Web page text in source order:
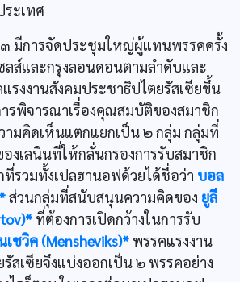
ะเทศ
มีการจัดประชุมใหญ่ผู้แทนพรรคครั้ง
ลส์และกรุงลอนดอนตามลำดับและ
รงงานสังคมประชาธิปไตยรัสเซียขึ้น
ารพิจารณาเรื่องคุณสมบัติของสมาชิก
มคิดเห็นแตกแยกเป็น ๒ กลุ่ม กลุ่มที่
งเลนินที่ให้กลั่นกรองการรับสมาชิก
ที่รวมทั้งเปลฮานอฟด้วยได้ชื่อว่า บอล
ส่วนกลุ่มที่สนับสนุนความคิดของ ยูลี
ที่ต้องการเปิดกว้างในการรับ
เชวิค (Mensheviks)* พรรคแรงงาน
สเซียจึงแบ่งออกเป็น ๒ พรรคอย่าง